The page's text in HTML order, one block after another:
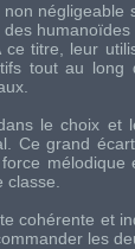
des
titre, leur
tout au long
le choix et
Ce grand
classe.
cohérente et
les